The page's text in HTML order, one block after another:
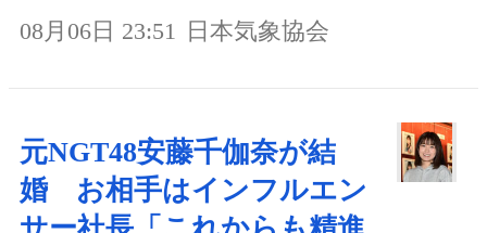
08月06日 23:51 日本気象協会
元NGT48安藤千伽奈が結
婚 お相手はインフルエン